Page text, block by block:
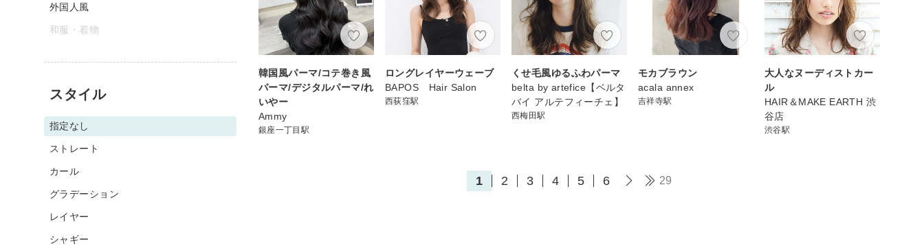
韓国風パーマ/コテ巻き風
パーマ/デジタルパーマ/れ
いやー
Ammy
銀座一丁目駅
ロングレイヤーウェーブ
BAPOS Hair Salon
西荻窪駅
くせ毛風ゆるふわパーマ
belta by artefice【ベルタ
バイ アルテフィーチェ】
西梅田駅
モカブラウン
acala annex
吉祥寺駅
大人なヌーディストカー
ル
HAIR＆MAKE EARTH 渋
谷店
渋谷駅
1 2 3 4 5 6 29
外国人風
和服・着物
スタイル
指定なし
ストレート
カール
グラデーション
レイヤー
シャギー